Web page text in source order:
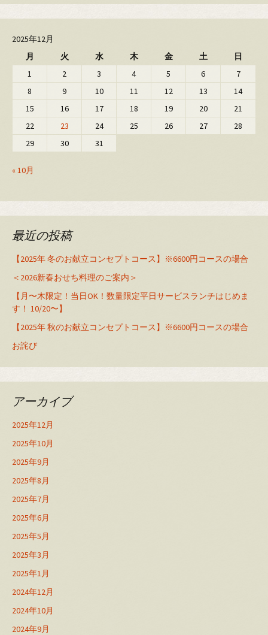
2025年12月
月
火 水 木 金 土
日
1
2 3 4 5 6
7
8
9 10 11 12 13
14
15
16 17 18 19 20
21
22
23 24 25 26 27
28
29
30 31
« 10月
最近の投稿
【2025年 冬のお献立コンセプトコース】※6600円コースの場合
＜2026新春おせち料理のご案内＞
【月〜木限定！当日OK！数量限定平日サービスランチはじめま
す！ 10/20〜】
【2025年 秋のお献立コンセプトコース】※6600円コースの場合
お詫び
アーカイブ
2025年12月
2025年10月
2025年9月
2025年8月
2025年7月
2025年6月
2025年5月
2025年3月
2025年1月
2024年12月
2024年10月
2024年9月